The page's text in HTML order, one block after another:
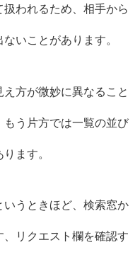
われるため、相手から
いことがあります。
方が微妙に異なること
う片方では一覧の並び
ます。
いうときほど、検索窓か
リクエスト欄を確認す